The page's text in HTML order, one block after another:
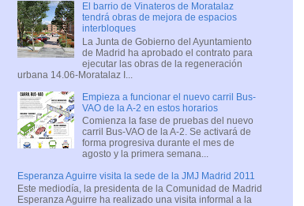
El barrio de Vinateros de Moratalaz
tendrá obras de mejora de espacios
interbloques
La Junta de Gobierno del Ayuntamiento
de Madrid ha aprobado el contrato para
ejecutar las obras de la regeneración
urbana 14.06-Moratalaz I...
Empieza a funcionar el nuevo carril Bus-
VAO de la A-2 en estos horarios
Comienza la fase de pruebas del nuevo
carril Bus-VAO de la A-2. Se activará de
forma progresiva durante el mes de
agosto y la primera semana...
Esperanza Aguirre visita la sede de la JMJ Madrid 2011
Este mediodía, la presidenta de la Comunidad de Madrid
Esperanza Aguirre ha realizado una visita informal a la